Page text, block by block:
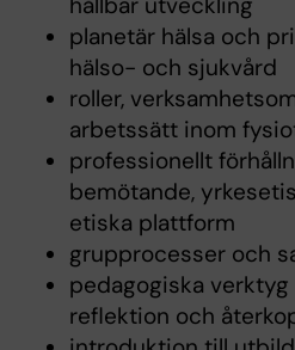
planetär hälsa och
hälso- och sjukvård
roller,
arbetssätt inom
professionellt
bemötande,
etiska plattform
grupprocesser och
pedagogiska
reflektion och